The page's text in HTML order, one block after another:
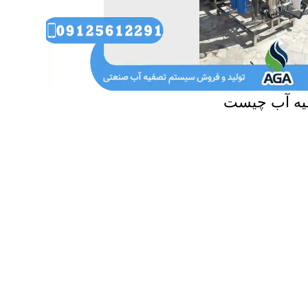
آب چیست